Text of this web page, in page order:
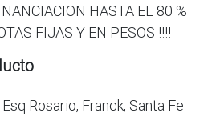
HASTA EL 80 %
FIJAS Y EN PESOS !!!!
Rosario, Franck, Santa Fe